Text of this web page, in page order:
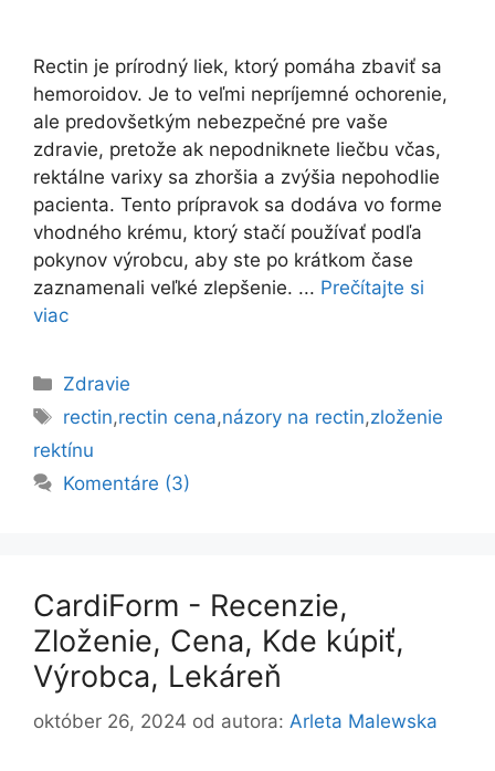
Rectin je prírodný liek, ktorý pomáha zbaviť sa
hemoroidov. Je to veľmi nepríjemné ochorenie,
ale predovšetkým nebezpečné pre vaše
zdravie, pretože ak nepodniknete liečbu včas,
rektálne varixy sa zhoršia a zvýšia nepohodlie
pacienta. Tento prípravok sa dodáva vo forme
vhodného krému, ktorý stačí používať podľa
pokynov výrobcu, aby ste po krátkom čase
zaznamenali veľké zlepšenie. ... Prečítajte si
viac
Kategórie
Zdravie
Značky
rectin,rectin cena,názory na rectin,zloženie
rektínu
Komentáre (3)
CardiForm - Recenzie,
Zloženie, Cena, Kde kúpiť,
Výrobca, Lekáreň
október 26, 2024 od autora: Arleta Malewska